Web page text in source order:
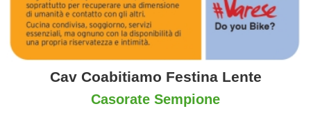
Cav Coabitiamo Festina Lente
Casorate Sempione